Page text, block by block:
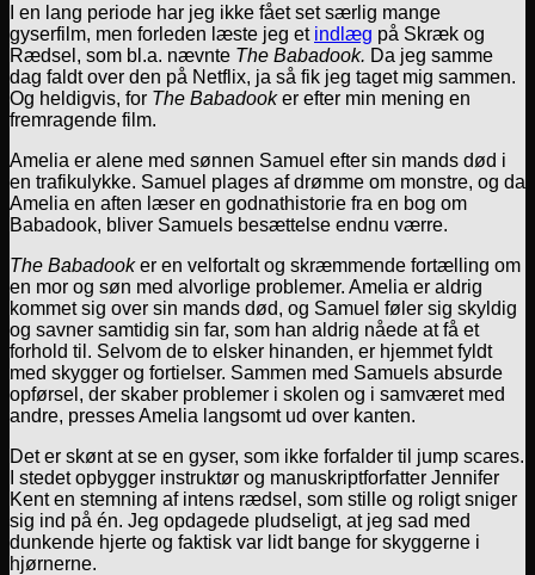
I en lang periode har jeg ikke fået set særlig mange
gyserfilm, men forleden læste jeg et indlæg på Skræk og
Rædsel, som bl.a. nævnte The Babadook. Da jeg samme
dag faldt over den på Netflix, ja så fik jeg taget mig sammen.
Og heldigvis, for The Babadooker efter min mening en
fremragende film.
Amelia er alene med sønnen Samuel efter sin mands død i
en trafikulykke. Samuel plages af drømme om monstre, og da
Amelia en aften læser en godnathistorie fra en bog om
Babadook, bliver Samuels besættelse endnu værre.
The Babadooker en velfortalt og skræmmende fortælling om
en mor og søn med alvorlige problemer. Amelia er aldrig
kommet sig over sin mands død, og Samuel føler sig skyldig
og savner samtidig sin far, som han aldrig nåede at få et
forhold til. Selvom de to elsker hinanden, er hjemmet fyldt
med skygger og fortielser. Sammen med Samuels absurde
opførsel, der skaber problemer i skolen og i samværet med
andre, presses Amelia langsomt ud over kanten.
Det er skønt at se en gyser, som ikke forfalder til jump scares.
I stedet opbygger instruktør og manuskriptforfatter Jennifer
Kent en stemning af intens rædsel, som stille og roligt sniger
sig ind på én. Jeg opdagede pludseligt, at jeg sad med
dunkende hjerte og faktisk var lidt bange for skyggerne i
hjørnerne.